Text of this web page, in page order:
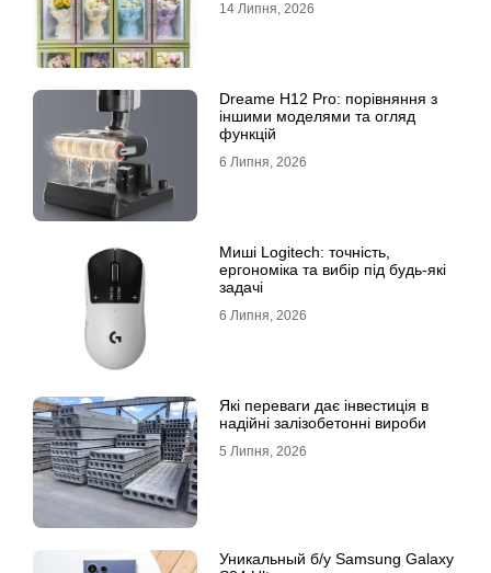
14 Липня, 2026
Dreame H12 Pro: порівняння з
іншими моделями та огляд
функцій
6 Липня, 2026
Миші Logitech: точність,
ергономіка та вибір під будь-які
задачі
6 Липня, 2026
Які переваги дає інвестиція в
надійні залізобетонні вироби
5 Липня, 2026
Уникальный б/у Samsung Galaxy